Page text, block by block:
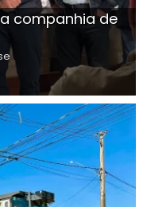
companhia de